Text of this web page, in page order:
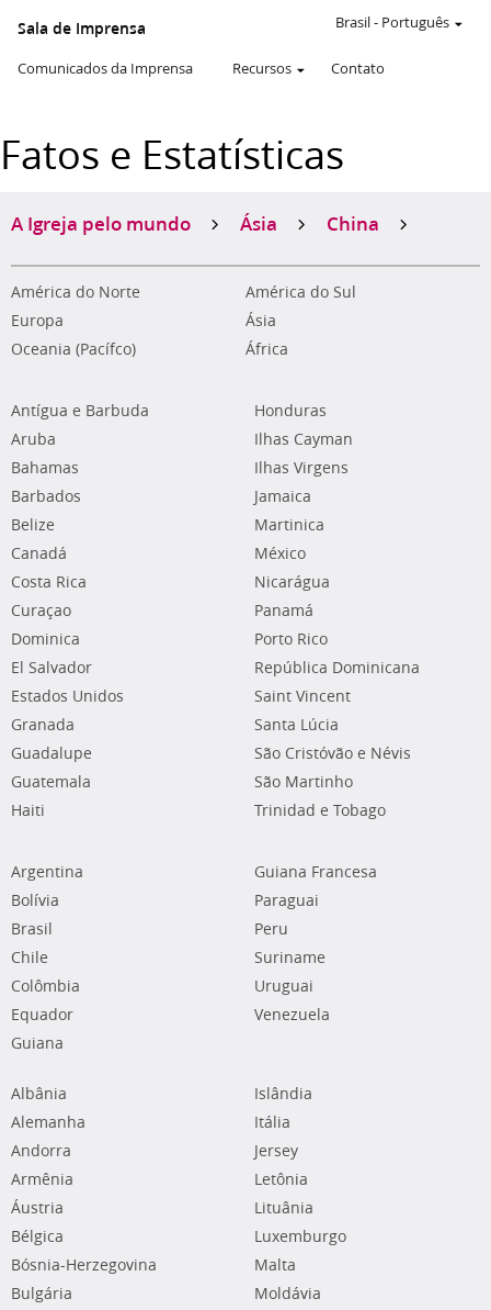
Sala de Imprensa
Comunicados da Imprensa Recursos Contato
Brasil- Português
Fatos e Estatísticas
A Igreja pelo mundo Ásia China
América do Norte
América do Sul
Europa
Ásia
Oceania (Pacífco)
África
Antígua e Barbuda
Aruba
Bahamas
Barbados
Belize
Canadá
Costa Rica
Curaçao
Dominica
El Salvador
Estados Unidos
Granada
Guadalupe
Guatemala
Haiti
Honduras
Ilhas Cayman
Ilhas Virgens
Jamaica
Martinica
México
Nicarágua
Panamá
Porto Rico
República Dominicana
Saint Vincent
Santa Lúcia
São Cristóvão e Névis
São Martinho
Trinidad e Tobago
Argentina
Bolívia
Brasil
Chile
Colômbia
Equador
Guiana
Guiana Francesa
Paraguai
Peru
Suriname
Uruguai
Venezuela
Albânia
Alemanha
Andorra
Armênia
Áustria
Bélgica
Bósnia-Herzegovina
Bulgária
Islândia
Itália
Jersey
Letônia
Lituânia
Luxemburgo
Malta
Moldávia